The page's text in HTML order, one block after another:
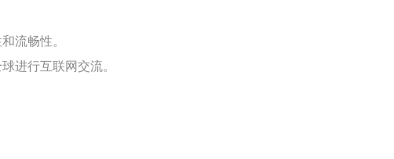
流畅性。
进行互联网交流。